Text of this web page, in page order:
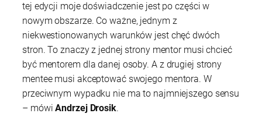
tej edycji moje doświadczenie jest po części w
nowym obszarze. Co ważne, jednym z
niekwestionowanych warunków jest chęć dwóch
stron. To znaczy z jednej strony mentor musi chcieć
być mentorem dla danej osoby. A z drugiej strony
mentee musi akceptować swojego mentora. W
przeciwnym wypadku nie ma to najmniejszego sensu
– mówiAndrzej Drosik.